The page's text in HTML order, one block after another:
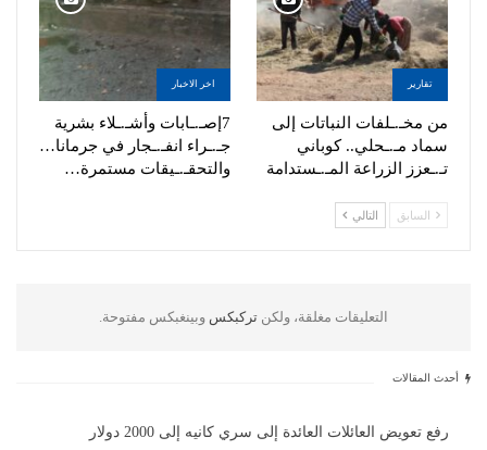
تقارير
من مخـ.ـلفات النباتات إلى
سماد مـ.ـحلي.. كوباني
تـ.ـعزز الزراعة المـ.ـستدامة
اخر الاخبار
7إصـ.ـابات وأشـ.ـلاء بشرية
جـ.ـراء انفـ.ـجار في جرمانا…
والتحقـ.ـيقات مستمرة…
السابق التالي
التعليقات مغلقة، ولكن تركبكس وبينغبكس مفتوحة.
أحدث المقالات
رفع تعويض العائلات العائدة إلى سري كانيه إلى 2000 دولار